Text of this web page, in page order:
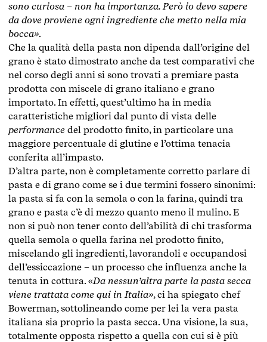
sono curiosa – non ha importanza. Però io devo sapere
da dove proviene ogni ingrediente che metto nella mia
bocca».
Che la qualità della pasta non dipenda dall’origine del
grano è stato dimostrato anche da test comparativi che
nel corso degli anni si sono trovati a premiare pasta
prodotta con miscele di grano italiano e grano
importato. In effetti, quest’ultimo ha in media
caratteristiche migliori dal punto di vista delle
performance del prodotto finito, in particolare una
maggiore percentuale di glutine e l’ottima tenacia
conferita all’impasto.
D’altra parte, non è completamente corretto parlare di
pasta e di grano come se i due termini fossero sinonimi:
la pasta si fa con la semola o con la farina, quindi tra
grano e pasta c’è di mezzo quanto meno il mulino. E
non si può non tener conto dell’abilità di chi trasforma
quella semola o quella farina nel prodotto finito,
miscelando gli ingredienti, lavorandoli e occupandosi
dell’essiccazione – un processo che influenza anche la
tenuta in cottura. «Da nessun’altra parte la pasta secca
viene trattata come qui in Italia», ci ha spiegato chef
Bowerman, sottolineando come per lei la vera pasta
italiana sia proprio la pasta secca. Una visione, la sua,
totalmente opposta rispetto a quella con cui si è più